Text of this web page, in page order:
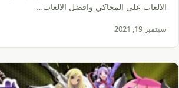
الالعاب على المحاكي وافضل الالعاب…
سبتمبر 19, 2021